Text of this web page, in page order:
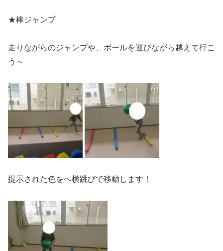
★棒ジャンプ
走りながらのジャンプや、ボールを運びながら越えて行こ
う～
提示された色をへ横跳びで移動します！